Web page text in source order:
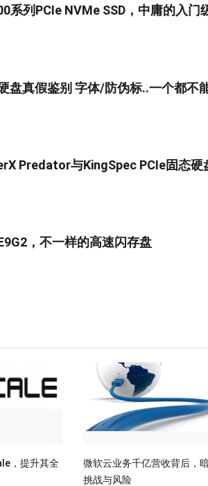
系列PCIe NVMe SSD，中庸的入门
盘真假鉴别 字体/防伪标..一个都不
Predator与KingSpec PCIe固态硬
，不一样的高速闪存盘
，提升其全
微软云业务千亿营收背后，
挑战与风险